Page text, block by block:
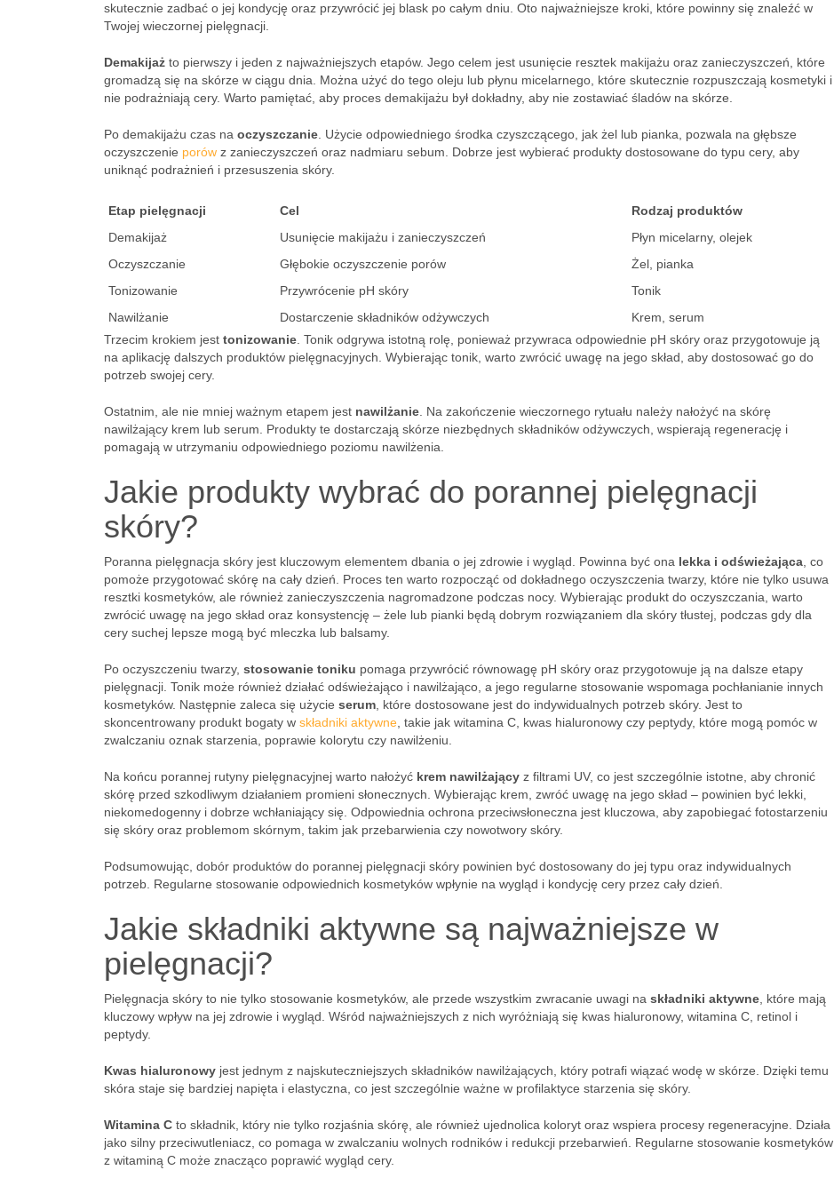
skutecznie zadbać o jej kondycję oraz przywrócić jej blask po całym dniu. Oto najważniejsze kroki, które powinny się znaleźć w
Twojej wieczornej pielęgnacji.
Demakijaż to pierwszy i jeden z najważniejszych etapów. Jego celem jest usunięcie resztek makijażu oraz zanieczyszczeń, które
gromadzą się na skórze w ciągu dnia. Można użyć do tego oleju lub płynu micelarnego, które skutecznie rozpuszczają kosmetyki i
nie podrażniają cery. Warto pamiętać, aby proces demakijażu był dokładny, aby nie zostawiać śladów na skórze.
Po demakijażu czas na oczyszczanie . Użycie odpowiedniego środka czyszczącego, jak żel lub pianka, pozwala na głębsze
oczyszczenie porów z zanieczyszczeń oraz nadmiaru sebum. Dobrze jest wybierać produkty dostosowane do typu cery, aby
uniknąć podrażnień i przesuszenia skóry.
Etap pielęgnacji Cel
Rodzaj produktów
Demakijaż
Usunięcie makijażu i zanieczyszczeń
Płyn micelarny, olejek
Oczyszczanie
Głębokie oczyszczenie porów
Żel, pianka
Tonizowanie
Przywrócenie pH skóry
Tonik
Nawilżanie
Dostarczenie składników odżywczych
Krem, serum
Trzecim krokiem jest tonizowanie . Tonik odgrywa istotną rolę, ponieważ przywraca odpowiednie pH skóry oraz przygotowuje ją
na aplikację dalszych produktów pielęgnacyjnych. Wybierając tonik, warto zwrócić uwagę na jego skład, aby dostosować go do
potrzeb swojej cery.
Ostatnim, ale nie mniej ważnym etapem jest nawilżanie . Na zakończenie wieczornego rytuału należy nałożyć na skórę
nawilżający krem lub serum. Produkty te dostarczają skórze niezbędnych składników odżywczych, wspierają regenerację i
pomagają w utrzymaniu odpowiedniego poziomu nawilżenia.
Jakie produkty wybrać do porannej pielęgnacji
skóry?
Poranna pielęgnacja skóry jest kluczowym elementem dbania o jej zdrowie i wygląd. Powinna być ona lekka i odświeżająca , co
pomoże przygotować skórę na cały dzień. Proces ten warto rozpocząć od dokładnego oczyszczenia twarzy, które nie tylko usuwa
resztki kosmetyków, ale również zanieczyszczenia nagromadzone podczas nocy. Wybierając produkt do oczyszczania, warto
zwrócić uwagę na jego skład oraz konsystencję – żele lub pianki będą dobrym rozwiązaniem dla skóry tłustej, podczas gdy dla
cery suchej lepsze mogą być mleczka lub balsamy.
Po oczyszczeniu twarzy, stosowanie toniku pomaga przywrócić równowagę pH skóry oraz przygotowuje ją na dalsze etapy
pielęgnacji. Tonik może również działać odświeżająco i nawilżająco, a jego regularne stosowanie wspomaga pochłanianie innych
kosmetyków. Następnie zaleca się użycie serum , które dostosowane jest do indywidualnych potrzeb skóry. Jest to
skoncentrowany produkt bogaty w składniki aktywne , takie jak witamina C, kwas hialuronowy czy peptydy, które mogą pomóc w
zwalczaniu oznak starzenia, poprawie kolorytu czy nawilżeniu.
Na końcu porannej rutyny pielęgnacyjnej warto nałożyć krem nawilżający z filtrami UV, co jest szczególnie istotne, aby chronić
skórę przed szkodliwym działaniem promieni słonecznych. Wybierając krem, zwróć uwagę na jego skład – powinien być lekki,
niekomedogenny i dobrze wchłaniający się. Odpowiednia ochrona przeciwsłoneczna jest kluczowa, aby zapobiegać fotostarzeniu
się skóry oraz problemom skórnym, takim jak przebarwienia czy nowotwory skóry.
Podsumowując, dobór produktów do porannej pielęgnacji skóry powinien być dostosowany do jej typu oraz indywidualnych
potrzeb. Regularne stosowanie odpowiednich kosmetyków wpłynie na wygląd i kondycję cery przez cały dzień.
Jakie składniki aktywne są najważniejsze w
pielęgnacji?
Pielęgnacja skóry to nie tylko stosowanie kosmetyków, ale przede wszystkim zwracanie uwagi na składniki aktywne , które mają
kluczowy wpływ na jej zdrowie i wygląd. Wśród najważniejszych z nich wyróżniają się kwas hialuronowy, witamina C, retinol i
peptydy.
Kwas hialuronowy jest jednym z najskuteczniejszych składników nawilżających, który potrafi wiązać wodę w skórze. Dzięki temu
skóra staje się bardziej napięta i elastyczna, co jest szczególnie ważne w profilaktyce starzenia się skóry.
Witamina C to składnik, który nie tylko rozjaśnia skórę, ale również ujednolica koloryt oraz wspiera procesy regeneracyjne. Działa
jako silny przeciwutleniacz, co pomaga w zwalczaniu wolnych rodników i redukcji przebarwień. Regularne stosowanie kosmetyków
z witaminą C może znacząco poprawić wygląd cery.